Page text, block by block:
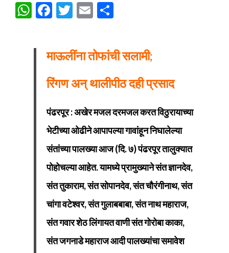
WhatsApp
Facebook
Twitter
Email
माऊलींना तोफांची सलामी;
रिंगण अन् थालीपीठ दही प्रसाद
पंढरपूर : अखेर मजल दरमजल करत विठुरायाच्या
भेटीच्या ओढीने आपापल्या गावांहून निघालेल्या
संतांच्या पालख्या आज (दि. ७) पंढरपूर तालुक्यात
पोहोचल्या आहेत. यामध्ये प्रामुख्याने संत ज्ञानदेव,
संत तुकाराम, संत सोपानदेव, संत चौरंगीनाथ, संत
चांगा वटेश्‍वर, संत गुलाबबाबा, संत नाथ महाराज,
संत गवार शेठ लिंगायत वाणी संत गोरोबा काका,
संत जगनाडे महाराज आदी पालख्यांचा समावेश